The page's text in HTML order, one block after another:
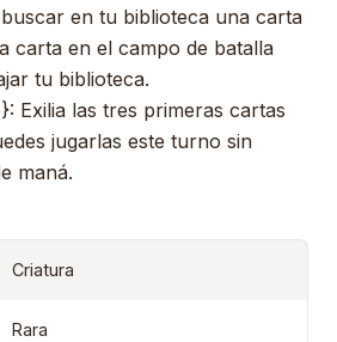
en tu biblioteca una carta
carta en el campo de batalla
tu biblioteca.
Exilia las tres primeras cartas
jugarlas este turno sin
maná.
Criatura
Rara